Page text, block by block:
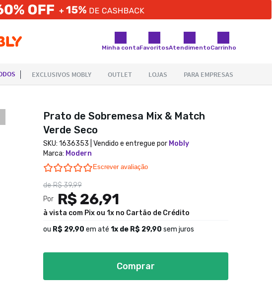
Minha contaFavoritosAtendimentoCarrinho
Prato de Sobremesa Mix & Match
Verde Seco
SKU: 1636353 | Vendido e entregue por Mobly
Marca: Modern
0.0 star rating
Escrever avaliação
deR$ 39,99
Por
R$ 26,91
à vista com Pix ou 1x no Cartão de Crédito
ou R$ 29,90 em até 1x de R$ 29,90 sem juros
Comprar